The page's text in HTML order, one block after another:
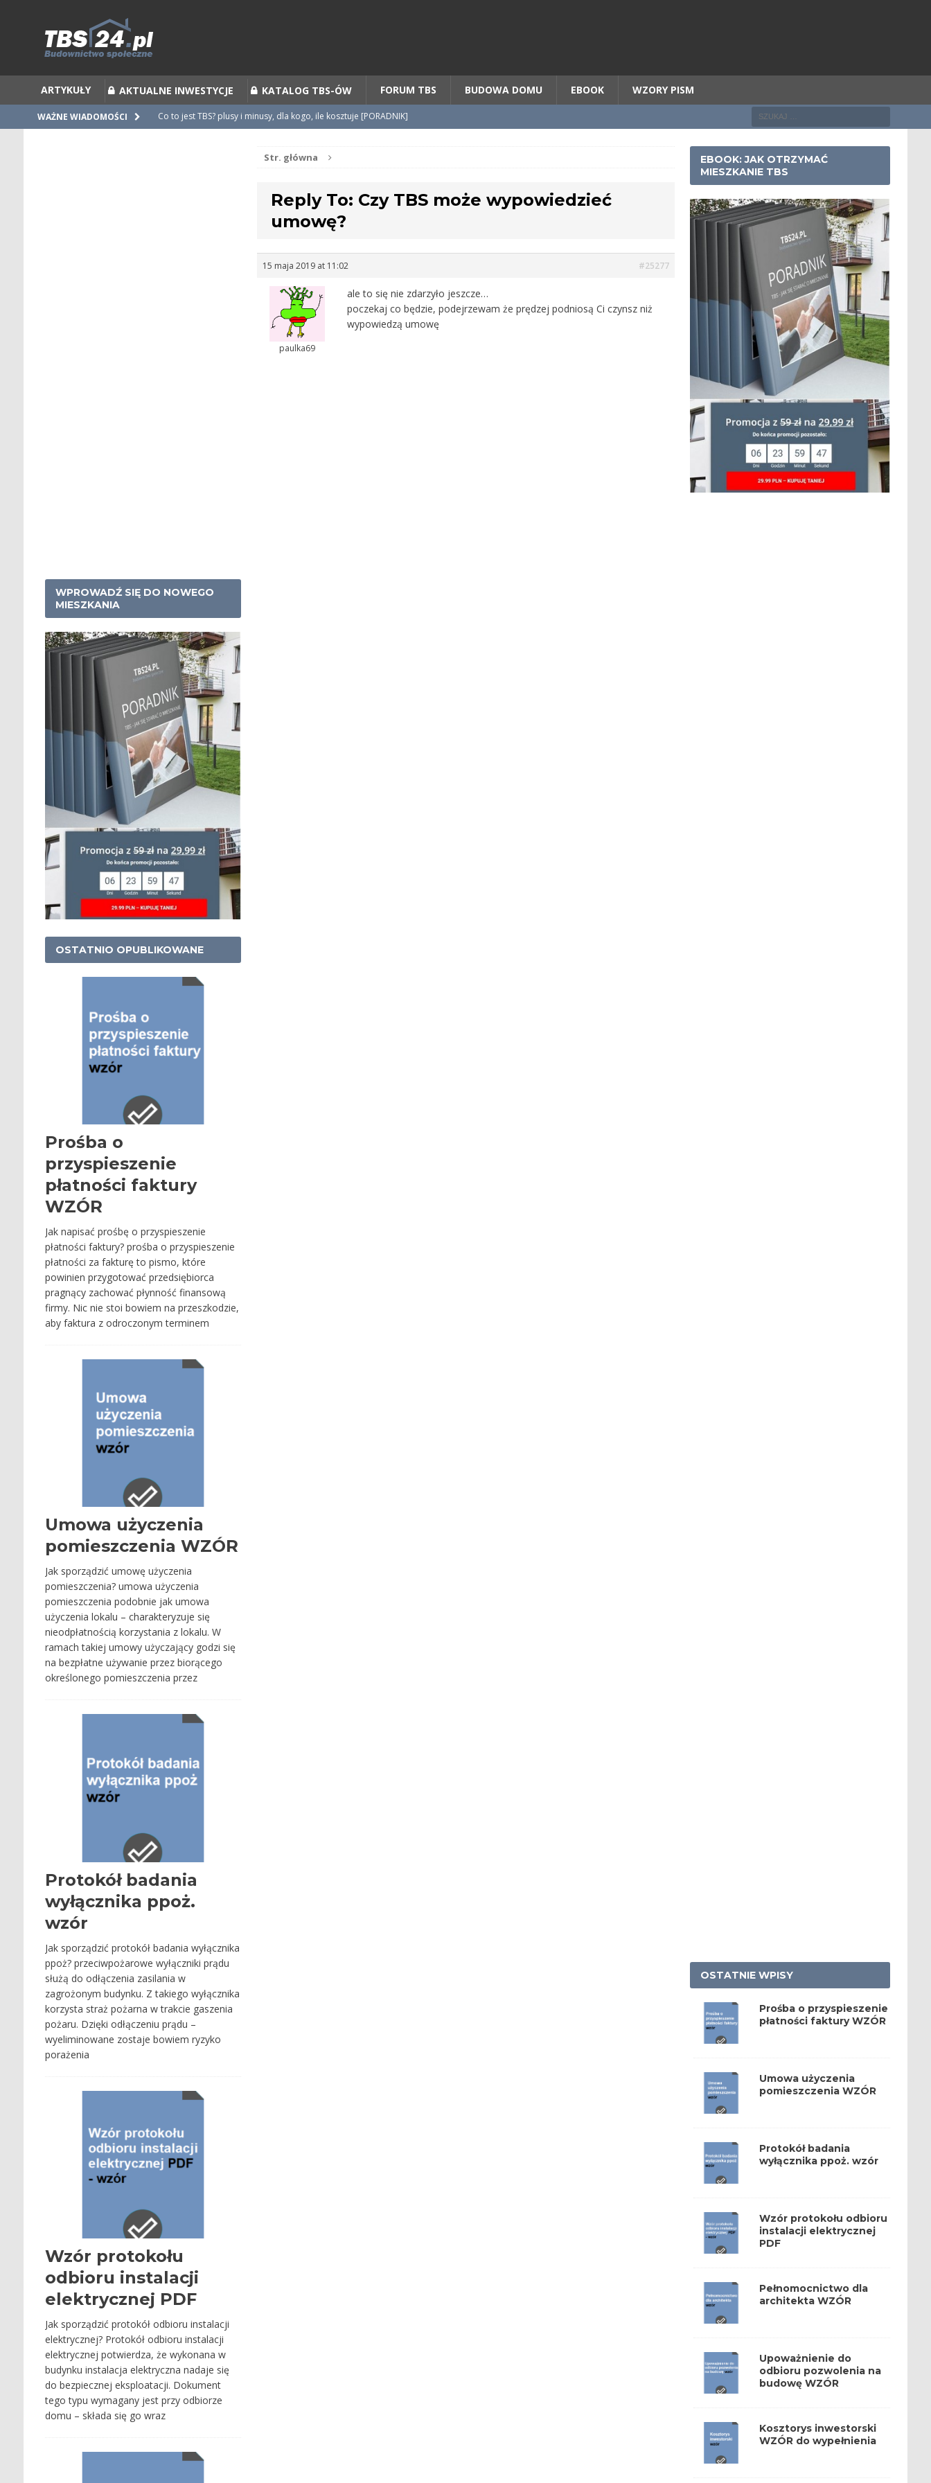
ARTYKUŁY AKTUALNE INWESTYCJE KATALOG TBS-ÓW FORUM TBS BUDOWA DOMU EBOOK WZORY PISM
WAŻNE WIADOMOŚCI
Co to jest TBS? plusy i minusy, dla kogo, ile kosztuje [PORADNIK]
Zalecenia do umów i statutów TBS
Ubiegamy się o mieszkanie z TBS [poradnik] KROK po KROKU
Str. główna
Reply To: Czy TBS może wypowiedzieć
umowę?
15 maja 2019 at 11:02 #25277
paulka69
ale to się nie zdarzyło jeszcze…
poczekaj co będzie, podejrzewam że prędzej podniosą Ci czynsz niż
wypowiedzą umowę
WPROWADŹ SIĘ DO NOWEGO
MIESZKANIA
OSTATNIO OPUBLIKOWANE
Prośba o
przyspieszenie
płatności faktury
WZÓR
Jak napisać prośbę o przyspieszenie
płatności faktury? prośba o przyspieszenie
płatności za fakturę to pismo, które
powinien przygotować przedsiębiorca
pragnący zachować płynność finansową
firmy. Nic nie stoi bowiem na przeszkodzie,
aby faktura z odroczonym terminem
Umowa użyczenia
pomieszczenia WZÓR
Jak sporządzić umowę użyczenia
pomieszczenia? umowa użyczenia
pomieszczenia podobnie jak umowa
użyczenia lokalu – charakteryzuje się
nieodpłatnością korzystania z lokalu. W
ramach takiej umowy użyczający godzi się
na bezpłatne używanie przez biorącego
określonego pomieszczenia przez
Protokół badania
wyłącznika ppoż.
wzór
Jak sporządzić protokół badania wyłącznika
ppoż? przeciwpożarowe wyłączniki prądu
służą do odłączenia zasilania w
zagrożonym budynku. Z takiego wyłącznika
korzysta straż pożarna w trakcie gaszenia
pożaru. Dzięki odłączeniu prądu –
wyeliminowane zostaje bowiem ryzyko
porażenia
Wzór protokołu
odbioru instalacji
elektrycznej PDF
Jak sporządzić protokół odbioru instalacji
elektrycznej? Protokół odbioru instalacji
elektrycznej potwierdza, że wykonana w
budynku instalacja elektryczna nadaje się
do bezpiecznej eksploatacji. Dokument
tego typu wymagany jest przy odbiorze
domu – składa się go wraz
EBOOK: JAK OTRZYMAĆ
MIESZKANIE TBS
OSTATNIE WPISY
Prośba o przyspieszenie
płatności faktury WZÓR
Umowa użyczenia
pomieszczenia WZÓR
Protokół badania
wyłącznika ppoż. wzór
Wzór protokołu odbioru
instalacji elektrycznej
PDF
Pełnomocnictwo dla
architekta WZÓR
Upoważnienie do
odbioru pozwolenia na
budowę WZÓR
Kosztorys inwestorski
WZÓR do wypełnienia